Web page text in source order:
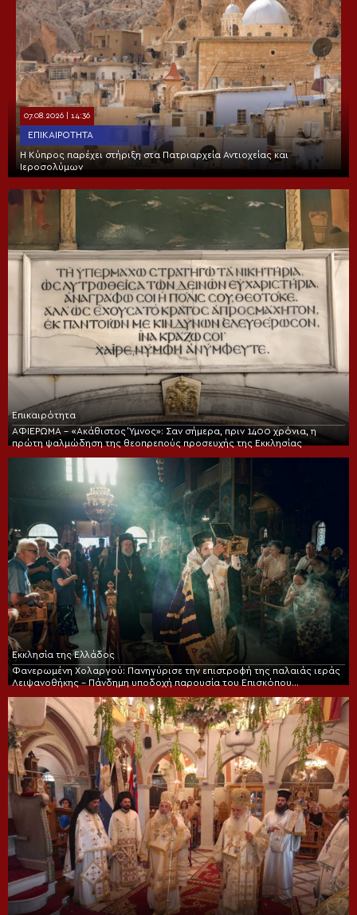
07.08.2026 | 14:36
ΕΠΙΚΑΙΡΌΤΗΤΑ
Η Κύπρος παρέχει στήριξη στα Πατριαρχεία Αντιοχείας και
Ιεροσολύμων
Επικαιρότητα
ΑΦΙΕΡΩΜΑ – «Ακάθιστος Ύμνος»: Σαν σήμερα, πριν 1400 χρόνια, η
πρώτη ψαλμώδηση της θεοπρεπούς προσευχής της Εκκλησίας
Εκκλησία της Ελλάδος
Φανερωμένη Χολαργού: Πανηγύρισε την επιστροφή της παλαιάς ιεράς
Λειψανοθήκης – Πάνδημη υποδοχή παρουσία του Επισκόπου